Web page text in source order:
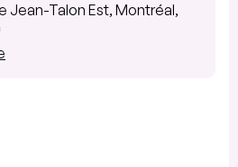
Jean-Talon Est, Montréal,